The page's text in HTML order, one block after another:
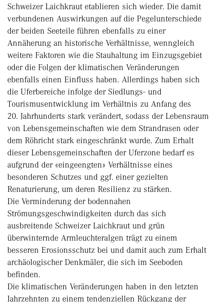
Schweizer Laichkraut etablieren sich wieder. Die damit
verbundenen Auswirkungen auf die Pegelunterschiede
der beiden Seeteile führen ebenfalls zu einer
Annäherung an historische Verhältnisse, wenngleich
weitere Faktoren wie die Stauhaltung im Einzugsgebiet
oder die Folgen der klimatischen Veränderungen
ebenfalls einen Einfluss haben. Allerdings haben sich
die Uferbereiche infolge der Siedlungs- und
Tourismusentwicklung im Verhältnis zu Anfang des
20. Jahrhunderts stark verändert, sodass der Lebensraum
von Lebensgemeinschaften wie dem Strandrasen oder
dem Röhricht stark eingeschränkt wurde. Zum Erhalt
dieser Lebensgemeinschaften der Uferzone bedarf es
aufgrund der «eingeengten» Verhältnisse eines
besonderen Schutzes und ggf. einer gezielten
Renaturierung, um deren Resilienz zu stärken.
Die Verminderung der bodennahen
Strömungsgeschwindigkeiten durch das sich
ausbreitende Schweizer Laichkraut und grün
überwinternde Armleuchteralgen trägt zu einem
besseren Erosionsschutz bei und damit auch zum Erhalt
archäologischer Denkmäler, die sich im Seeboden
befinden.
Die klimatischen Veränderungen haben in den letzten
Jahrzehnten zu einem tendenziellen Rückgang der